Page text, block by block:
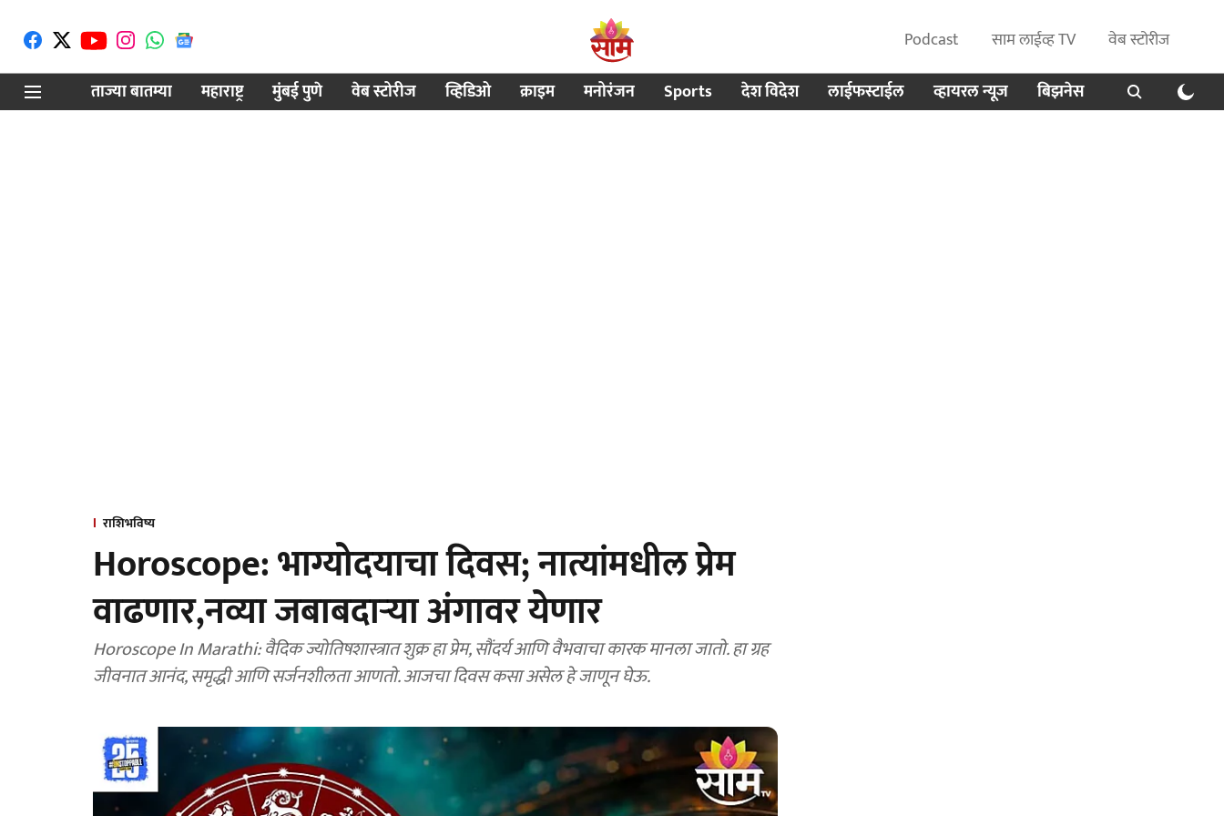
Podcast साम लाईव्ह TV
वेब स्टोरीज
ताज्या बातम्या
महाराष्ट्र मुंबई पुणे वेब स्टोरीज व्हिडिओ क्राइम मनोरंजन Sports देश विदेश लाईफस्टाईल व्हायरल न्यूज बिझनेस
राशिभविष्य
Horoscope: भाग्योदयाचा दिवस; नात्यांमधील प्रेम
वाढणार,नव्या जबाबदाऱ्या अंगावर येणार
Horoscope In Marathi: वैदिक ज्योतिषशास्त्रात शुक्र हा प्रेम, सौंदर्य आणि वैभवाचा कारक मानला जातो. हा ग्रह
जीवनात आनंद, समृद्धी आणि सर्जनशीलता आणतो. आजचा दिवस कसा असेल हे जाणून घेऊ.